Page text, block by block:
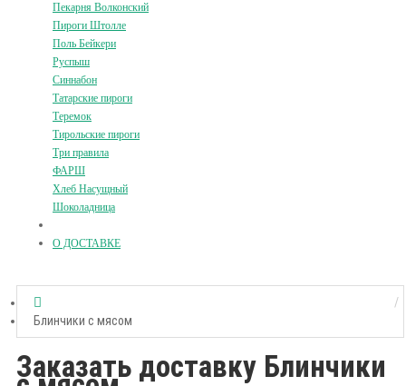
Пекарня Волконский
Пироги Штолле
Поль Бейкери
Руспыш
Синнабон
Татарские пироги
Теремок
Тирольские пироги
Три правила
ФАРШ
Хлеб Насущный
Шоколадница
О ДОСТАВКЕ
Блинчики с мясом
Заказать доставку Блинчики